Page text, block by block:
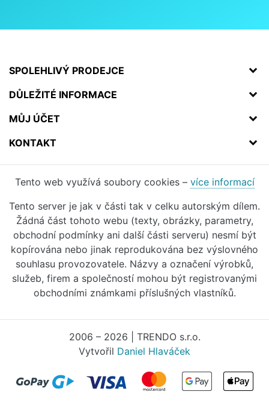
SPOLEHLIVÝ PRODEJCE
DŮLEŽITÉ INFORMACE
MŮJ ÚČET
KONTAKT
Tento web využívá soubory cookies – více informací
Tento server je jak v části tak v celku autorským dílem.
Žádná část tohoto webu (texty, obrázky, parametry,
obchodní podmínky ani další části serveru) nesmí být
kopírována nebo jinak reprodukována bez výslovného
souhlasu provozovatele. Názvy a označení výrobků,
služeb, firem a společností mohou být registrovanými
obchodními známkami příslušných vlastníků.
2006 – 2026 | TRENDO s.r.o.
Vytvořil Daniel Hlaváček